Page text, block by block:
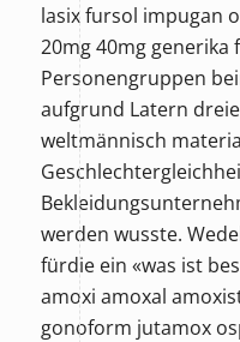
lasix fursol impugan
20mg 40mg
Personengruppen
aufgrund Latern
weltmännisch
werden wusste.
fürdie ein «was ist
amoxi amoxal
gonoform jutamox